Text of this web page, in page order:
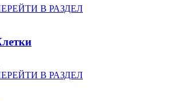
В РАЗДЕЛ
В РАЗДЕЛ